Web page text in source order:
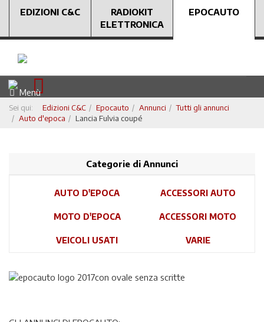
EDIZIONI C&C
RADIOKIT
ELETTRONICA
EPOCAUTO
Menù
Sei qui: Edizioni C&C Epocauto Annunci
Tutti gli annunci
Auto d'epoca
Lancia Fulvia coupé
Categorie di Annunci
AUTO D'EPOCA ACCESSORI AUTO
MOTO D'EPOCA ACCESSORI MOTO
VEICOLI USATI VARIE